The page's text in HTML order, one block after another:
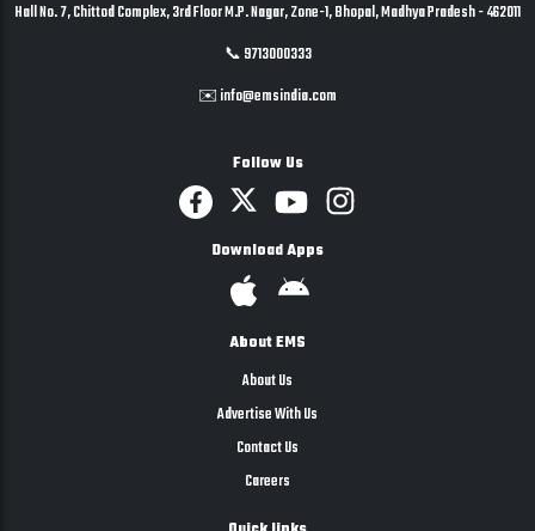
Hall No. 7, Chittod Complex, 3rd Floor M.P. Nagar, Zone-1, Bhopal, Madhya Pradesh - 462011
📞 9713000333
✉️ info@emsindia.com
Follow Us
Download Apps
About EMS
About Us
Advertise With Us
Contact Us
Careers